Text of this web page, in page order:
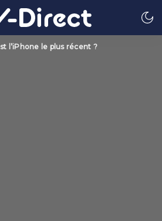
l’iPhone le plus récent ?